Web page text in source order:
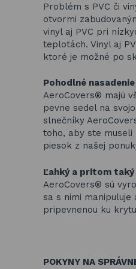
Problém s PVC či
otvormi
vinyl aj PVC pri
teplotách. Vinyl aj
ktoré je možné po
Pohodlné
AeroCovers® majú
pevne sedel na
slnečníky
toho, aby ste
piesok z našej
Ľahký a pritom
AeroCovers® sú
sa s nimi
pripevnenou ku
POKYNY NA